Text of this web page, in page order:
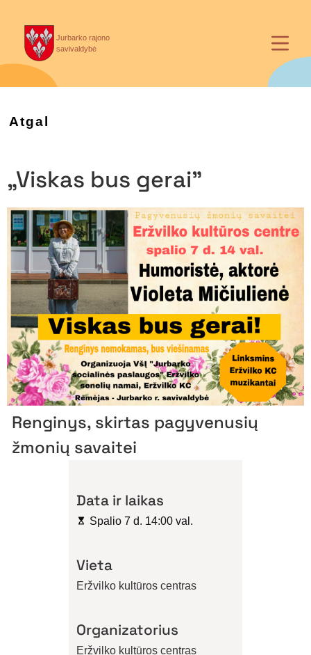
Jurbarko rajono
savivaldybė
Atgal
„Viskas bus gerai”
Renginys, skirtas pagyvenusių
žmonių savaitei
Data ir laikas
Spalio 7 d. 14:00 val.
Vieta
Eržvilko kultūros centras
Organizatorius
Eržvilko kultūros centras